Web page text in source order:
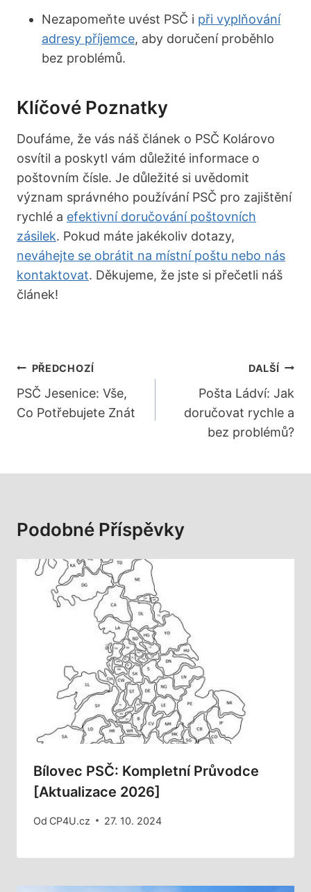
Nezapomeňte uvést PSČ i při vyplňování
adresy příjemce, aby doručení proběhlo
bez problémů.
Klíčové Poznatky
Doufáme, že vás náš článek o PSČ Kolárovo
osvítil a poskytl vám důležité informace o
poštovním čísle. Je důležité si uvědomit
význam správného používání PSČ pro zajištění
rychlé a efektivní doručování poštovních
zásilek. Pokud máte jakékoliv dotazy,
neváhejte se obrátit na místní poštu nebo nás
kontaktovat. Děkujeme, že jste si přečetli náš
článek!
Navigace
Pro
Příspěvek
PŘEDCHOZÍ
PSČ Jesenice: Vše,
Co Potřebujete Znát
DALŠÍ
Pošta Ládví: Jak
doručovat rychle a
bez problémů?
Podobné Příspěvky
Bílovec PSČ: Kompletní Průvodce
[Aktualizace 2026]
Od CP4U.cz 27. 10. 2024